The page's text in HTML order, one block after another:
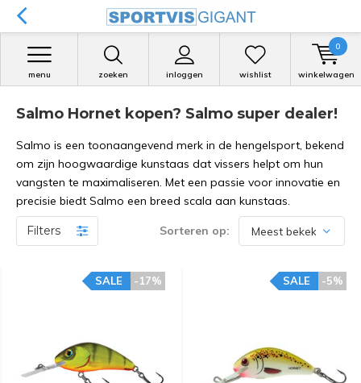
zoeken inloggen
menu wishlist winkelwagen
0
Salmo Hornet kopen? Salmo super dealer!
Salmo is een toonaangevend merk in de hengelsport, bekend
om zijn hoogwaardige kunstaas dat vissers helpt om hun
vangsten te maximaliseren. Met een passie voor innovatie en
precisie biedt Salmo een breed scala aan kunstaas.
Filters Sorteren op:
-17%
SALE -5%
SALE